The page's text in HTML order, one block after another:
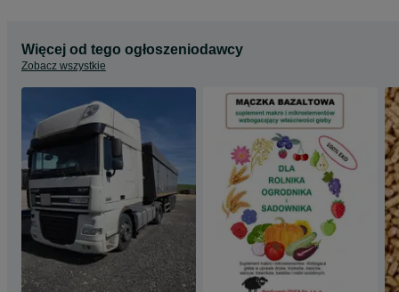
Więcej od tego ogłoszeniodawcy
Zobacz wszystkie